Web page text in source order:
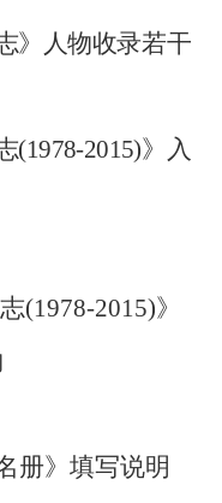
》人物收录若干
(1978-2015)》入
(1978-2015)》
册》填写说明